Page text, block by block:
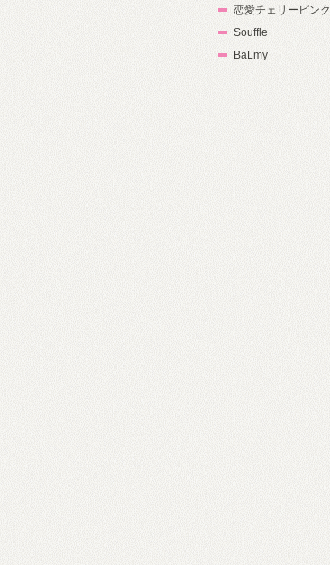
恋愛チェリーピンク
Souffle
BaLmy